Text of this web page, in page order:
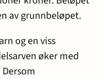
av grunnbeløpet.
og en viss
øker med